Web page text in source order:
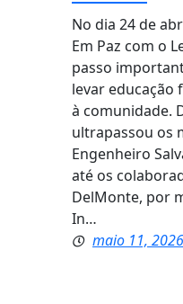
No dia 24 de
Em Paz com o
passo
levar educação
à comunidade.
ultrapassou os
Engenheiro
até os
DelMonte, por
In…
maio 11, 2026